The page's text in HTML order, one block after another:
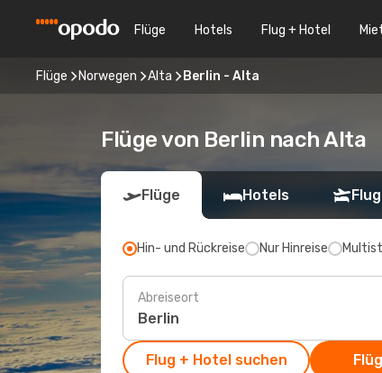
Flüge Hotels Flug + Hotel
Flüge Norwegen Alta Berlin - Alta
Flüge von Berlin nach Alta
Flüge Hotels
Hin- und Rückreise Nur Hinreise
Abreiseort
Flug + Hotel suchen